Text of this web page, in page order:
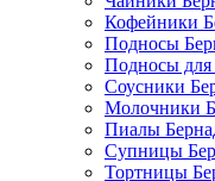
Кофейники
Подносы
Подносы для
Соусники
Молочники
Пиалы
Супницы
Тортницы